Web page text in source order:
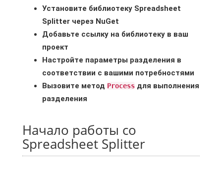
Установите библиотеку Spreadsheet
Splitter через NuGet
Добавьте ссылку на библиотеку в ваш
проект
Настройте параметры разделения в
соответствии с вашими потребностями
Вызовите метод Process для выполнения
разделения
Начало работы со
Spreadsheet Splitter